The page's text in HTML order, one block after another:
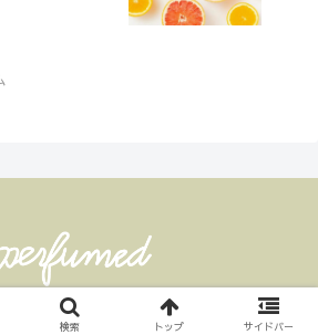
香水とコロンなライフ.
検索 トップ サイドバー